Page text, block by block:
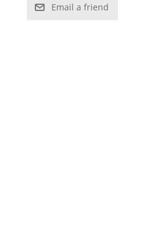
Email a friend